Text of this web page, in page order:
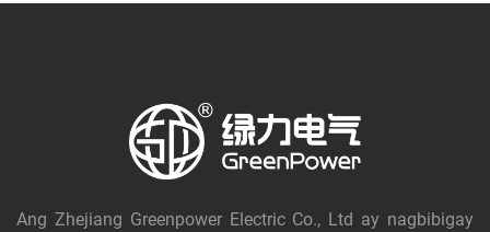
Ang Zhejiang Greenpower Electric Co., Ltd ay nagbibigay